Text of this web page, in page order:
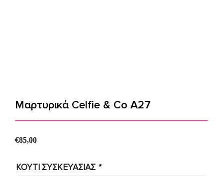
Μαρτυρικά Celfie & Co A27
€85,00
ΚΟΥΤΙ ΣΥΣΚΕΥΑΣΙΑΣ *